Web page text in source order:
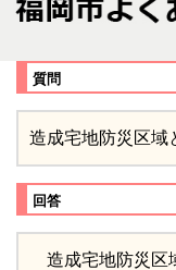
質問
造成宅地防災区域
回答
造成宅地防災区